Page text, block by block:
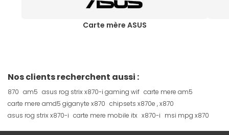
Carte mère ASUS
Nos clients recherchent aussi :
870 am5 asus rog strix x870-i gaming wif carte mere am5
carte mere amd5 giganyte x870 chipsets x870e , x870
asus rog strix x870-i carte mere mobile itx x870-i msi mpg x870